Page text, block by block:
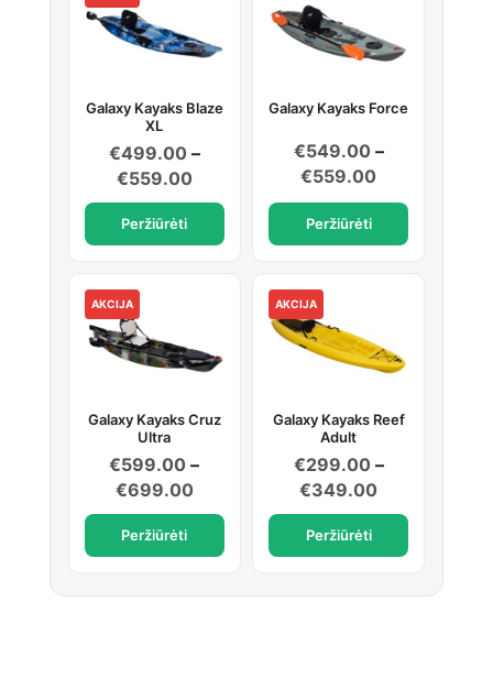
Galaxy Kayaks Blaze
XL
€499.00 –
€559.00Price
range:
through
Peržiūrėti
Galaxy Kayaks Force
€549.00 –
€559.00Price
range:
through
Peržiūrėti
AKCIJA
Galaxy Kayaks Cruz
Ultra
€599.00 –
€699.00Price
range:
through
Peržiūrėti
AKCIJA
Galaxy Kayaks Reef
Adult
€299.00 –
€349.00Price
range:
through
€349.00
Peržiūrėti